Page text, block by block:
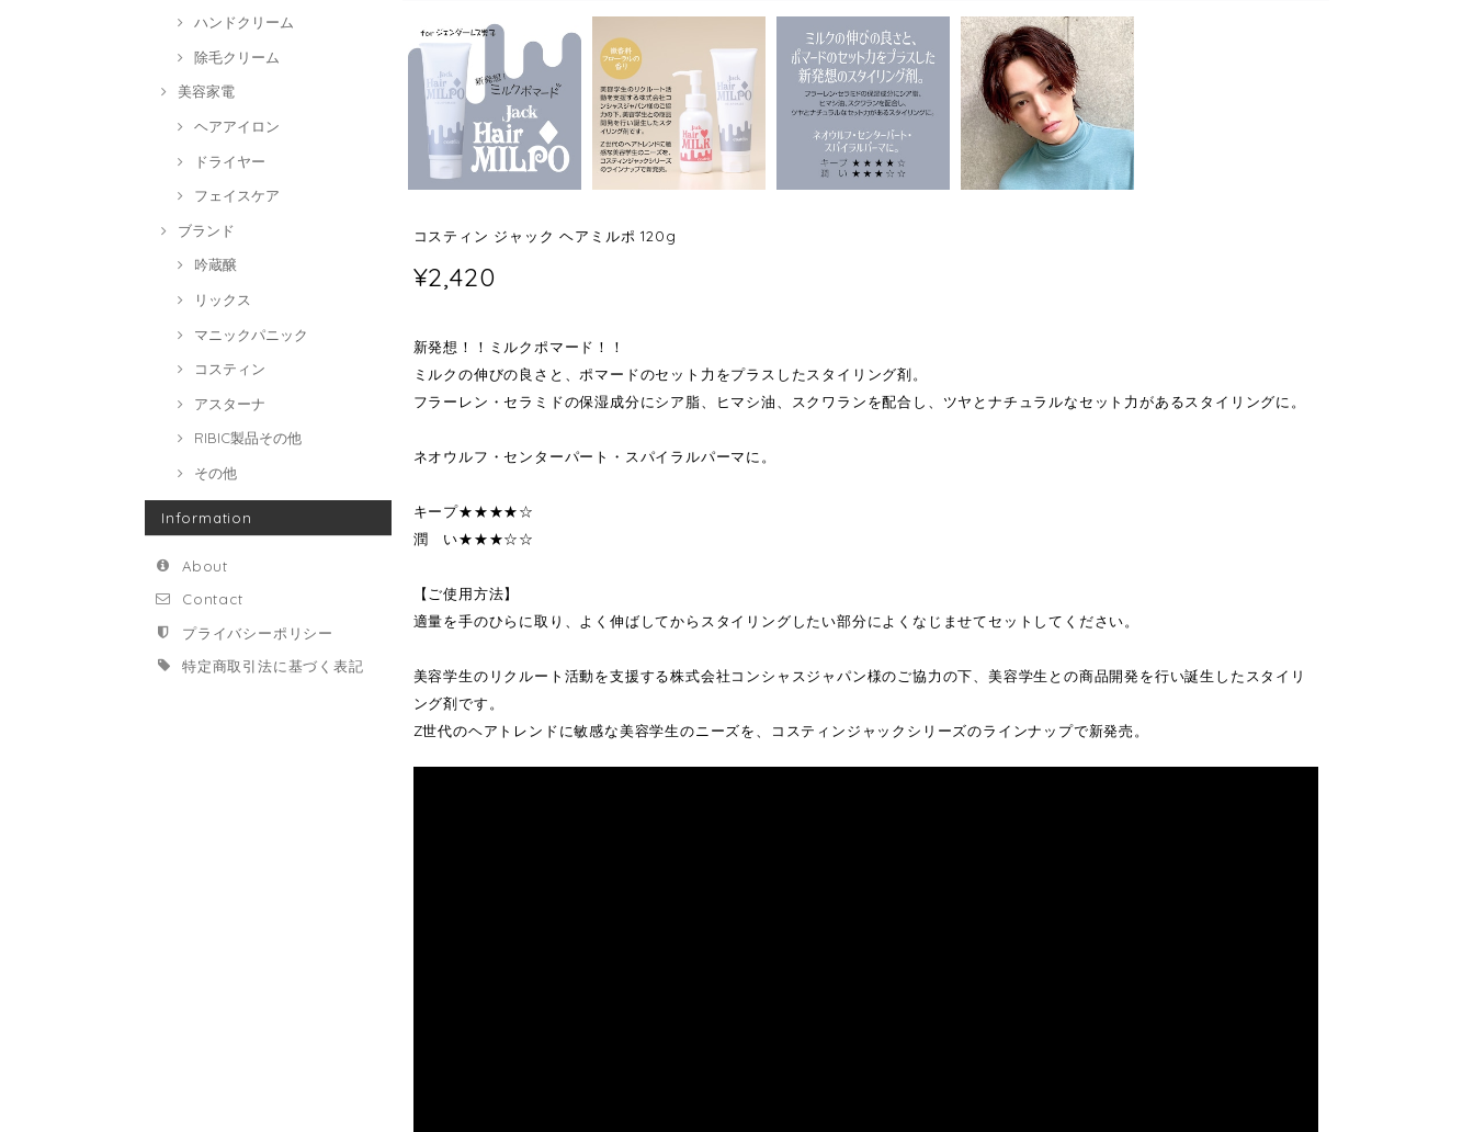
ハンドクリーム
除毛クリーム
美容家電
ヘアアイロン
ドライヤー
フェイスケア
ブランド
吟蔵醸
リックス
マニックパニック
コスティン
アスターナ
RIBIC製品その他
その他
Information
About
Contact
プライバシーポリシー
特定商取引法に基づく表記
コスティン ジャック ヘアミルポ 120g
¥2,420
新発想！！ミルクポマード！！
ミルクの伸びの良さと、ポマードのセット力をプラスしたスタイリング剤。
フラーレン・セラミドの保湿成分にシア脂、ヒマシ油、スクワランを配合し、ツヤとナチュラルなセット力があるスタイリングに。
ネオウルフ・センターパート・スパイラルパーマに。
キープ★★★★☆
潤 い★★★☆☆
【ご使用方法】
適量を手のひらに取り、よく伸ばしてからスタイリングしたい部分によくなじませてセットしてください。
美容学生のリクルート活動を支援する株式会社コンシャスジャパン様のご協力の下、美容学生との商品開発を行い誕生したスタイリ
ング剤です。
Z世代のヘアトレンドに敏感な美容学生のニーズを、コスティンジャックシリーズのラインナップで新発売。